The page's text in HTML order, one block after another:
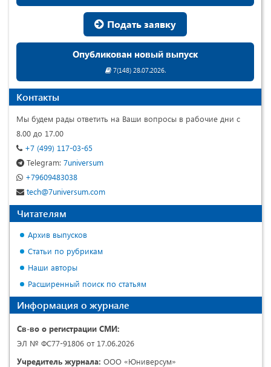
Подать заявку
Опубликован новый выпуск
7(148) 28.07.2026.
Контакты
Мы будем рады ответить на Ваши вопросы в рабочие дни с
8.00 до 17.00
+7 (499) 117-03-65
Telegram: 7universum
+79609483038
tech@7universum.com
Читателям
Архив выпусков
Статьи по рубрикам
Наши авторы
Расширенный поиск по статьям
Информация о журнале
Св-во о регистрации СМИ:
ЭЛ № ФС77-91806 от 17.06.2026
Учредитель журнала: ООО «Юниверсум»